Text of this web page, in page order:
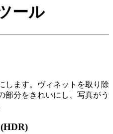
ール
します。ヴィネットを取り除
部分をきれいにし、写真がう